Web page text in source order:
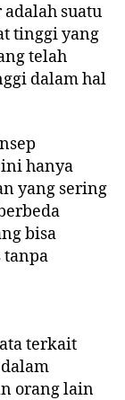
suatu
tinggi yang
telah
dalam hal
hanya
yang sering
bisa
tanpa
terkait
orang lain